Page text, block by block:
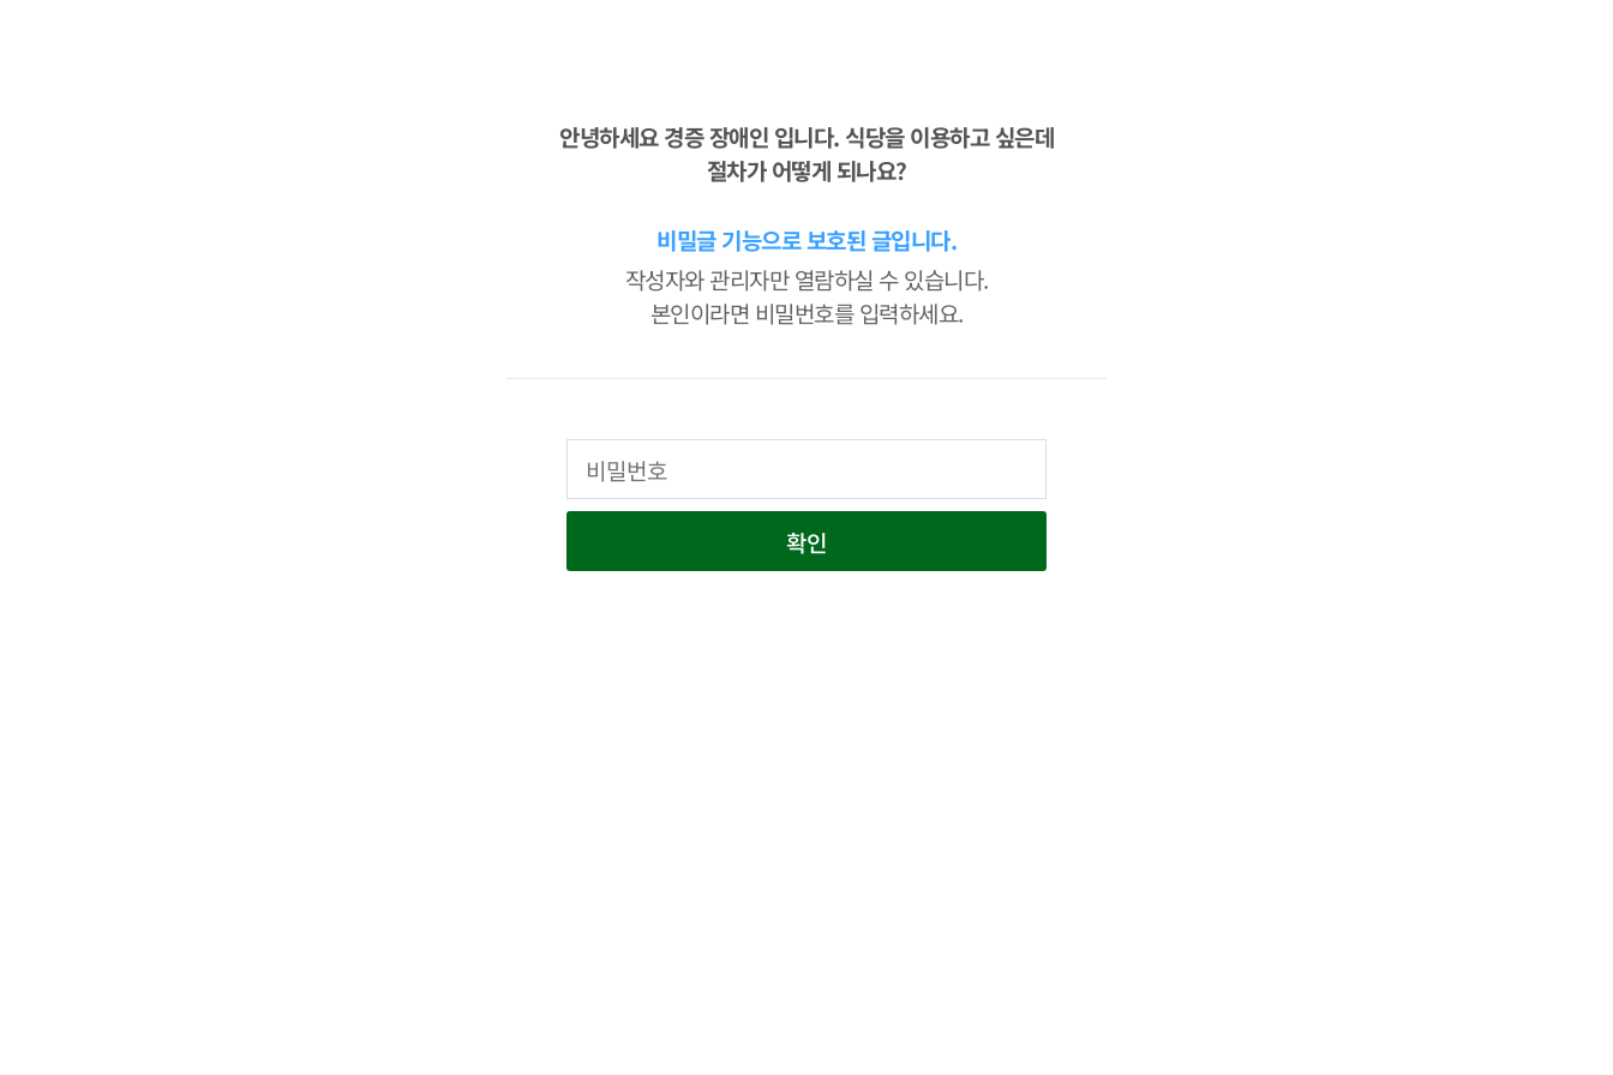
안녕하세요 경증 장애인 입니다. 식당을 이용하고 싶은데
절차가 어떻게 되나요?
비밀글 기능으로 보호된 글입니다.
작성자와 관리자만 열람하실 수 있습니다.
본인이라면 비밀번호를 입력하세요.
비밀번호필수